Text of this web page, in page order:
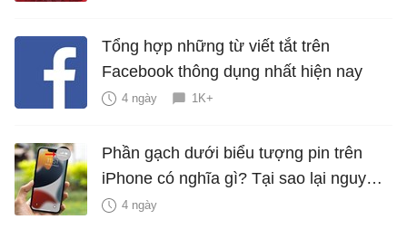
Tổng hợp những từ viết tắt trên
Facebook thông dụng nhất hiện nay
4 ngày 1K+
Phần gạch dưới biểu tượng pin trên
iPhone có nghĩa gì? Tại sao lại nguy
hiểm?
4 ngày